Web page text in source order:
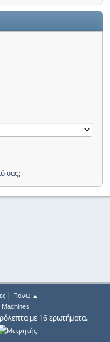
σας;
| Πάνω ▲
Machines
με 16 ερωτήματα.